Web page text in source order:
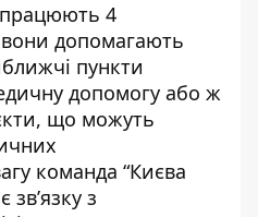
працюють 4
вони допомагають
пункти
допомогу або ж
що можуть
команда “Києва
з